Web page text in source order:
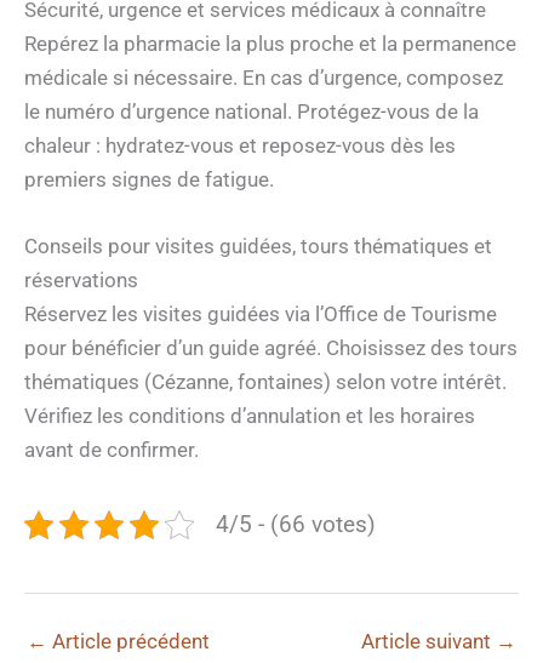
Sécurité, urgence et services médicaux à connaître
Repérez la pharmacie la plus proche et la permanence
médicale si nécessaire. En cas d’urgence, composez
le numéro d’urgence national. Protégez-vous de la
chaleur : hydratez-vous et reposez-vous dès les
premiers signes de fatigue.
Conseils pour visites guidées, tours thématiques et
réservations
Réservez les visites guidées via l’Office de Tourisme
pour bénéficier d’un guide agréé. Choisissez des tours
thématiques (Cézanne, fontaines) selon votre intérêt.
Vérifiez les conditions d’annulation et les horaires
avant de confirmer.
4/5 - (66 votes)
← Article précédent Article suivant →